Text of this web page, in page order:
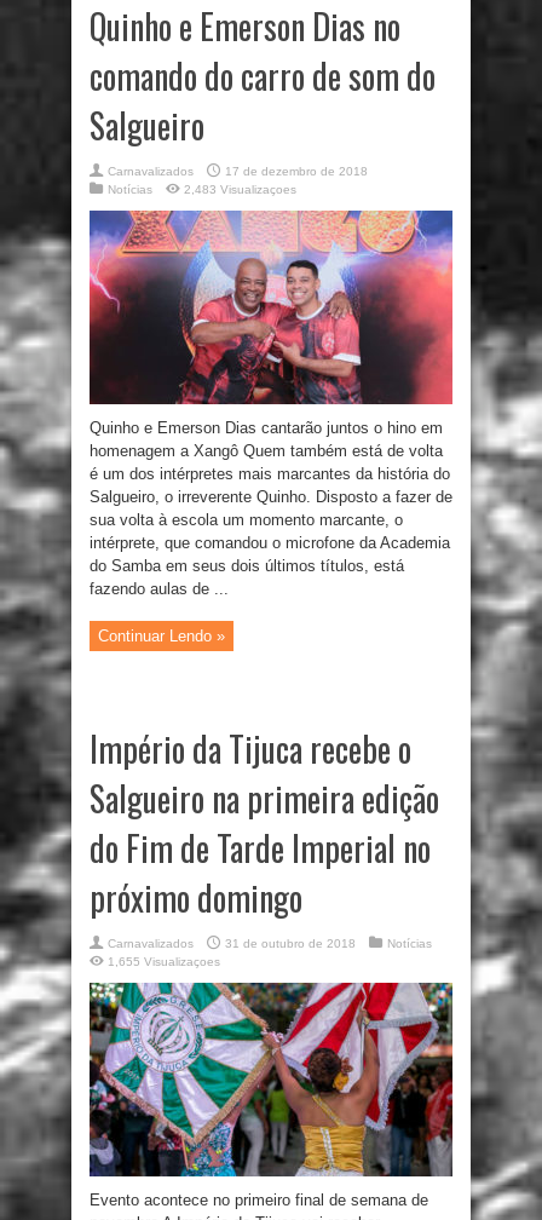
Quinho e Emerson Dias no
comando do carro de som do
Salgueiro
Carnavalizados
17 de dezembro de 2018
Notícias
2,483 Visualizaçoes
Quinho e Emerson Dias cantarão juntos o hino em
homenagem a Xangô Quem também está de volta
é um dos intérpretes mais marcantes da história do
Salgueiro, o irreverente Quinho. Disposto a fazer de
sua volta à escola um momento marcante, o
intérprete, que comandou o microfone da Academia
do Samba em seus dois últimos títulos, está
fazendo aulas de ...
Continuar Lendo »
Império da Tijuca recebe o
Salgueiro na primeira edição
do Fim de Tarde Imperial no
próximo domingo
Carnavalizados 31 de outubro de 2018
Notícias
1,655 Visualizaçoes
Evento acontece no primeiro final de semana de